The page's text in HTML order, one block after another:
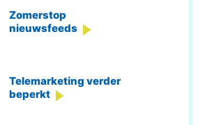
Zomerstop
nieuwsfeeds
Telemarketing verder
beperkt